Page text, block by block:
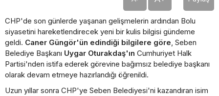
CHP'de son günlerde yaşanan gelişmelerin ardından Bolu
siyasetini hareketlendirecek yeni bir kulis bilgisi gündeme
geldi. Caner Güngör'ün edindiği bilgilere göre, Seben
Belediye Başkanı Uygar Oturakdaş'ın Cumhuriyet Halk
Partisi'nden istifa ederek görevine bağımsız belediye başkanı
olarak devam etmeye hazırlandığı öğrenildi.
Uzun yıllar sonra CHP'ye Seben Belediyesi'ni kazandıran isim